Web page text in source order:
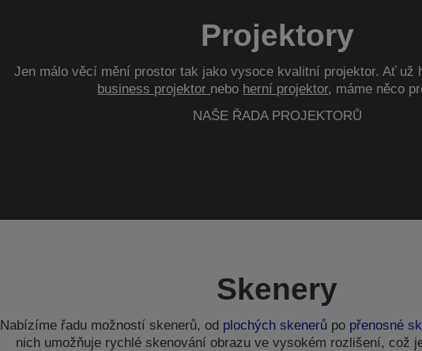
Projektory
Jen málo věcí mění prostor tak jako vysoce kvalitní projektor. Ať už
business projektor nebo herní projektor, máme něco
NAŠE ŘADA PROJEKTORŮ
Skenery
Nabízíme řadu možností skenerů, od plochých skenerůpo přenosné
nich umožňuje rychlé skenování obrazu ve vysokém rozlišení, což